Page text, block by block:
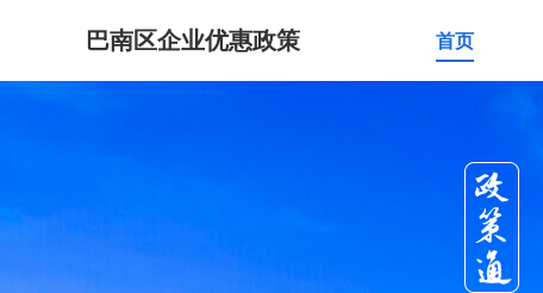
巴南区企业优惠政策 首页